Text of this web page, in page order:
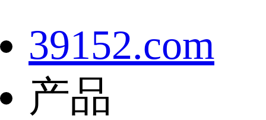
39152.com
产品